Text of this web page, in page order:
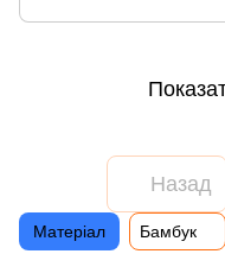
Назад
Матеріал Бамбук